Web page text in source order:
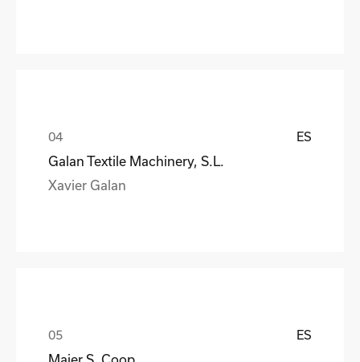
ES
Galan Textile Machinery, S.L.
Xavier Galan
ES
Maier S. Coop